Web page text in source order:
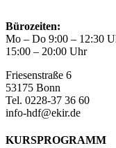
Bürozeiten:
Mo – Do 9:00 – 12:30
15:00 – 20:00 Uhr
Friesenstraße 6
53175 Bonn
Tel. 0228-37 36 60
info-hdf@ekir.de
KURSPROGRAMM